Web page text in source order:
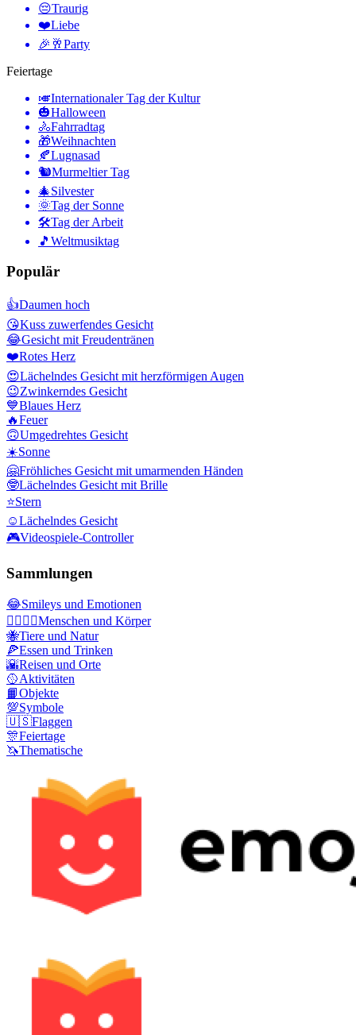
😔Traurig
❤️Liebe
🎉🥂Party
Feiertage
🎺Internationaler Tag der Kultur
🎃Halloween
🚴Fahrradtag
🎁Weihnachten
🍂Lugnasad
🐿Murmeltier Tag
🎄Silvester
🌞Tag der Sonne
🛠Tag der Arbeit
🎵 Weltmusiktag
Populär
👍Daumen hoch
😘Kuss zuwerfendes Gesicht
😂Gesicht mit Freudentränen
❤️Rotes Herz
😍Lächelndes Gesicht mit herzförmigen Augen
😉Zwinkerndes Gesicht
💙Blaues Herz
🔥Feuer
🙃Umgedrehtes Gesicht
☀️Sonne
🤗Fröhliches Gesicht mit umarmenden Händen
🤓Lächelndes Gesicht mit Brille
⭐Stern
☺️Lächelndes Gesicht
🎮Videospiele-Controller
Sammlungen
😂Smileys und Emotionen
👩‍❤️‍💋‍👨Menschen und Körper
🐝Tiere und Natur
🍕Essen und Trinken
🌇Reisen und Orte
🥎Aktivitäten
📙Objekte
💯Symbole
🇺🇸Flaggen
🎊Feiertage
🦄Thematische